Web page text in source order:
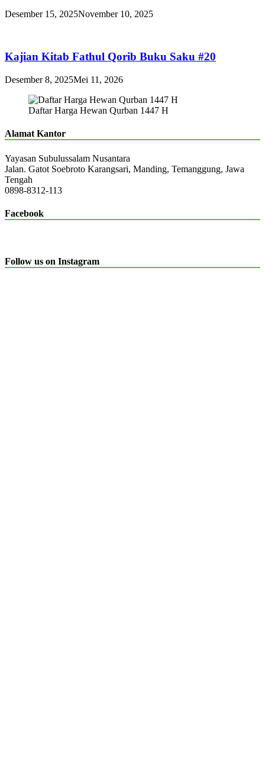
Desember 15, 2025November 10, 2025
Kajian Kitab Fathul Qorib Buku Saku #20
Desember 8, 2025Mei 11, 2026
Daftar Harga Hewan Qurban 1447 H
Alamat Kantor
Yayasan Subulussalam Nusantara
Jalan. Gatot Soebroto Karangsari, Manding, Temanggung, Jawa
Tengah
0898-8312-113
Facebook
Follow us on Instagram